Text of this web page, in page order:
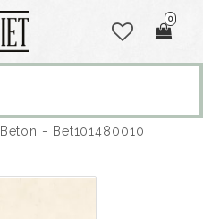
0
Beton - Bet101480010